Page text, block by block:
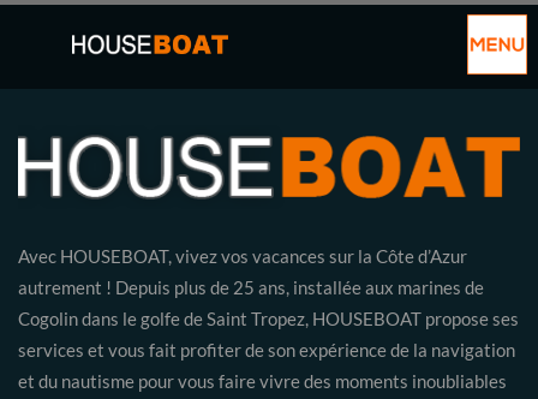
Avec HOUSEBOAT, vivez vos vacances sur la Côte d’Azur
autrement ! Depuis plus de 25 ans, installée aux marines de
Cogolin dans le golfe de Saint Tropez, HOUSEBOAT propose ses
services et vous fait profiter de son expérience de la navigation
et du nautisme pour vous faire vivre des moments inoubliables